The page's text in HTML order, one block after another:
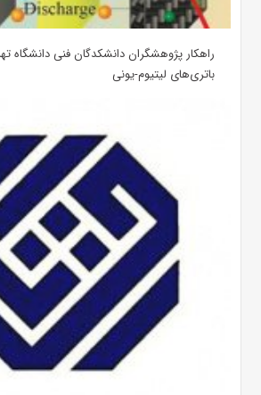
راهکار پژوهشگران دانشکدگان فنی دانشگاه
باتری‌های لیتیوم-یونی